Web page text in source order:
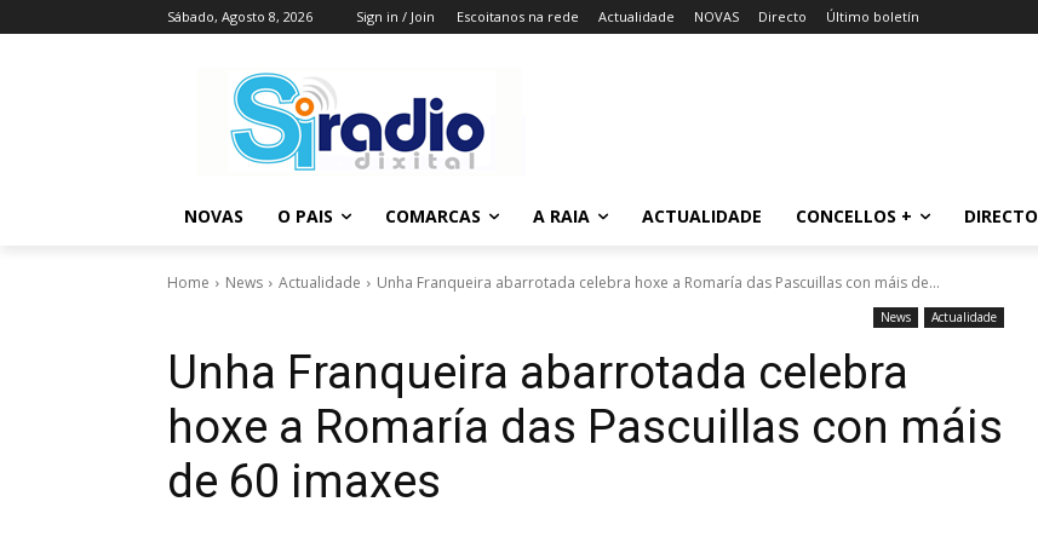
Sábado, Agosto 8, 2026 Sign in / Join Escoitanos na rede Actualidade NOVAS Directo Último boletín
NOVAS O PAIS COMARCAS A RAIA ACTUALIDADE CONCELLOS + DIRECTO
Home News Actualidade Unha Franqueira abarrotada celebra hoxe a Romaría das Pascuillas con máis de...
News Actualidade
Unha Franqueira abarrotada celebra
hoxe a Romaría das Pascuillas con máis
de 60 imaxes